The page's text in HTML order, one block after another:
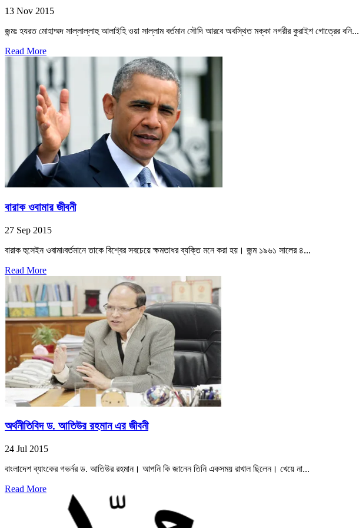
13 Nov 2015
জন্মঃ হযরত মোহাম্মদ সাল্লাল্লাহু আলাইহি ওয়া সাল্লাম বর্তমান সৌদি আরবে অবস্থিত মক্কা নগরীর কুরাইশ গোত্রের বনি...
Read More
বারাক ওবামার জীবনী
27 Sep 2015
বারাক হুসেইন ওবামা৷বর্তমানে তাকে বিশ্বের সবচেয়ে ক্ষমতাধর ব্যক্তি মনে করা হয়। জন্ম ১৯৬১ সালের ৪...
Read More
অর্থনীতিবিদ ড. আতিউর রহমান এর জীবনী
24 Jul 2015
বাংলাদেশ ব্যাংকের গভর্নর ড. আতিউর রহমান। আপনি কি জানেন তিনি একসময় রাখাল ছিলেন। খেয়ে না...
Read More